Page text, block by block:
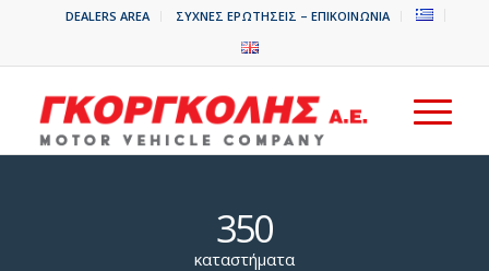
DEALERS AREA ΣΥΧΝΕΣ ΕΡΩΤΗΣΕΙΣ – ΕΠΙΚΟΙΝΩΝΙΑ
350
καταστήματα